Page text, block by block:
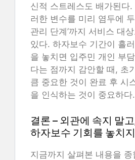
신적 스트레스도 배가된다.
러한 변수를 미리 염두에
관리 단계’까지 서비스 대
있다. 하자보수 기간이 흘
을 놓치면 입주민 개인 부
다는 점까지 감안할 때, 초
큼 중요한 것이 완료 후 시
을 인식하는 것이 중요하다.
결론 – 외관에 속지 말
하자보수 기회를 놓치
지금까지 살펴본 내용을